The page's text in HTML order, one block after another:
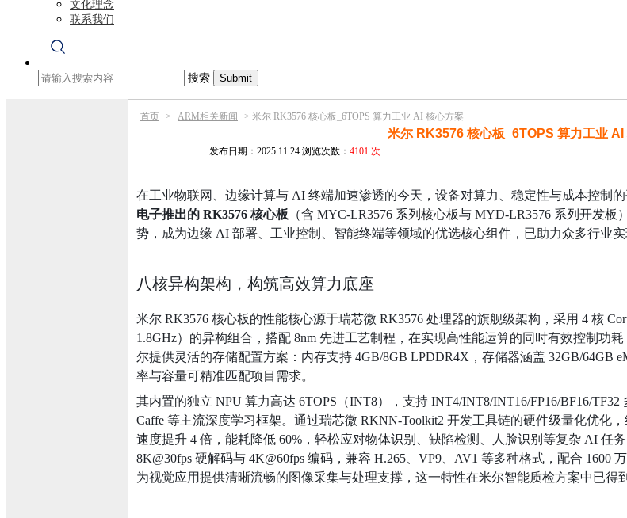
文化理念
联系我们
搜索
首页 > ARM相关新闻 > 米尔 RK3576 核心板_6TOPS 算力工业 AI 核心方案​
米尔 RK3576 核心板_6TOPS 算力工业 AI
发布日期：2025.11.24 浏览次数： 4101 次
在工业物联网、边缘计算与 AI 终端加速渗透的今天，设备对算力、稳定性与成本控制
电子推出的 RK3576 核心板 （含 MYC-LR3576 系列核心板与 MYD-LR3576 系列开发
势，成为边缘 AI 部署、工业控制、智能终端等领域的优选核心组件，已助力众多行业实
八核异构架构，构筑高效算力底座
米尔 RK3576 核心板的性能核心源于瑞芯微 RK3576 处理器的旗舰级架构，采用 4 核
1.8GHz）的异构组合，搭配 8nm 先进工艺制程，在实现高性能运算的同时有效控制功
尔提供灵活的存储配置方案：内存支持 4GB/8GB LPDDR4X，存储器涵盖 32GB/64GB
率与容量可精准匹配项目需求。
其内置的独立 NPU 算力高达 6TOPS（INT8），支持 INT4/INT8/INT16/FP16/BF16/TF32
Caffe 等主流深度学习框架。通过瑞芯微 RKNN-Toolkit2 开发工具链的硬件级量化优化
速度提升 4 倍，能耗降低 60%，轻松应对物体识别、缺陷检测、人脸识别等复杂 AI 任
8K@30fps 硬解码与 4K@60fps 编码，兼容 H.265、VP9、AV1 等多种格式，配合 1600
为视觉应用提供清晰流畅的图像采集与处理支撑，这一特性在米尔智能质检方案中已得